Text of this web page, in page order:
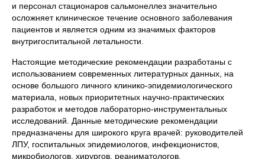
и персонал стационаров сальмонеллез значительно
осложняет клиническое течение основного заболевания
пациентов и является одним из значимых факторов
внутригоспитальной летальности.
Настоящие методические рекомендации разработаны с
использованием современных литературных данных, на
основе большого личного клинико-эпидемиологического
материала, новых приоритетных научно-практических
разработок и методов лабораторно-инструментальных
исследований. Данные методические рекомендации
предназначены для широкого круга врачей: руководителей
ЛПУ, госпитальных эпидемиологов, инфекционистов,
микробиологов, хирургов, реаниматологов,